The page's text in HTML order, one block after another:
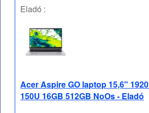
Eladó :
Acer Aspire GO laptop 15,6"
150U 16GB 512GB NoOs - Eladó